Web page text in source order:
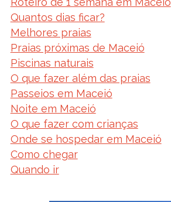
Quantos dias ficar?
Melhores praias
Praias próximas de Maceió
Piscinas naturais
O que fazer além das praias
Passeios em Maceió
Noite em Maceió
O que fazer com crianças
Onde se hospedar em Maceió
Como chegar
Quando ir